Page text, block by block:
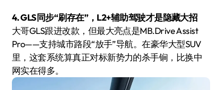
4. GLS同步“刷存在”，L2+辅助驾驶才是隐藏大招
大哥GLS跟进改款，但最大亮点是MB.Drive Assist
Pro——支持城市路段“放手”导航。在豪华大型SUV
里，这套系统算真正对标新势力的杀手锏，比换中
网实在得多。